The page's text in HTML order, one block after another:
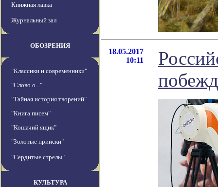
Книжная лавка
Журнальный зал
ОБОЗРЕНИЯ
"Классики и современники"
"Слово о..."
"Тайная история творений"
"Книга писем"
"Кошачий ящик"
"Золотые прииски"
"Сердитые стрелы"
КУЛЬТУРА
18.05.2017
10:11